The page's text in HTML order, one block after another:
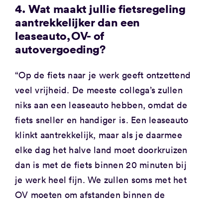
4. Wat maakt jullie fietsregeling
aantrekkelijker dan een
leaseauto, OV- of
autovergoeding?
“Op de fiets naar je werk geeft ontzettend
veel vrijheid. De meeste collega’s zullen
niks aan een leaseauto hebben, omdat de
fiets sneller en handiger is. Een leaseauto
klinkt aantrekkelijk, maar als je daarmee
elke dag het halve land moet doorkruizen
dan is met de fiets binnen 20 minuten bij
je werk heel fijn. We zullen soms met het
OV moeten om afstanden binnen de